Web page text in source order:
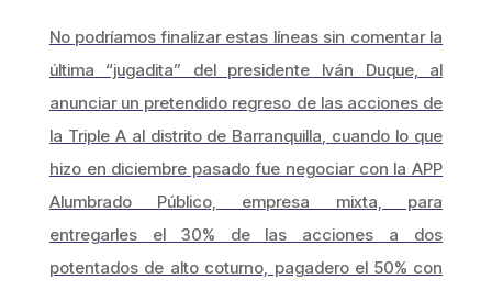
No podríamos finalizar estas líneas sin comentar la
última “jugadita” del presidente Iván Duque, al
anunciar un pretendido regreso de las acciones de
la Triple A al distrito de Barranquilla, cuando lo que
hizo en diciembre pasado fue negociar con la APP
Alumbrado Público, empresa mixta, para
entregarles el 30% de las acciones a dos
potentados de alto coturno, pagadero el 50% con